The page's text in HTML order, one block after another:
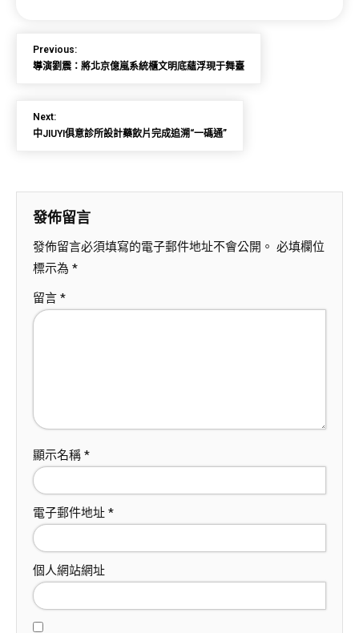
Previous:
導演劉震：將北京億嵐系統櫃文明底蘊浮現于舞臺
Next:
中JIUYI俱意診所設計藥飲片完成追溯“一碼通”
發佈留言
發佈留言必須填寫的電子郵件地址不會公開。 必填欄位
標示為 *
留言 *
顯示名稱 *
電子郵件地址 *
個人網站網址